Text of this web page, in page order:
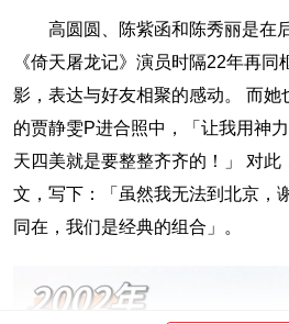
高圆圆、陈紫函和陈秀丽是在后
《倚天屠龙记》演员时隔22年再
影，表达与好友相聚的感动。 而她
的贾静雯P进合照中，「让我用神
天四美就是要整整齐齐的！」 对
文，写下：「虽然我无法到北京，
同在，我们是经典的组合」。